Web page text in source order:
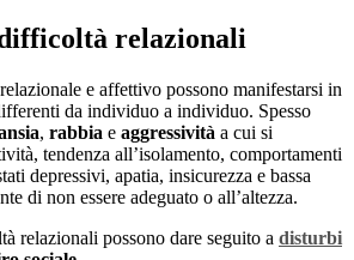
relazionali
e affettivo possono manifestarsi in
da individuo a individuo. Spesso
, rabbia e aggressività a cui si
tendenza all’isolamento, comportamenti
depressivi, apatia, insicurezza e bassa
di non essere adeguato o all’altezza.
relazionali possono dare seguito a disturbi